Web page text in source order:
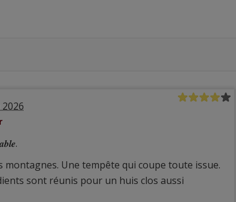
Une tempête qui coupe toute issue.
sont réunis pour un huis clos aussi